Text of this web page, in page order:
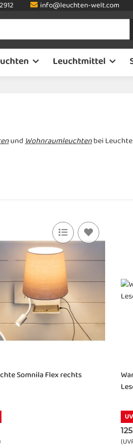
info@leuchten-welt.com
Leuchtmittel
undWohnraumleuchtenbei
Somnila Flex rechts